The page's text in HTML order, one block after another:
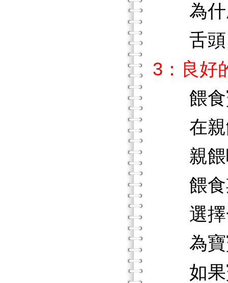
為什麼
舌頭
3：良好
餵食
在親餵
親餵哺
餵食
選擇
為寶
如果寶